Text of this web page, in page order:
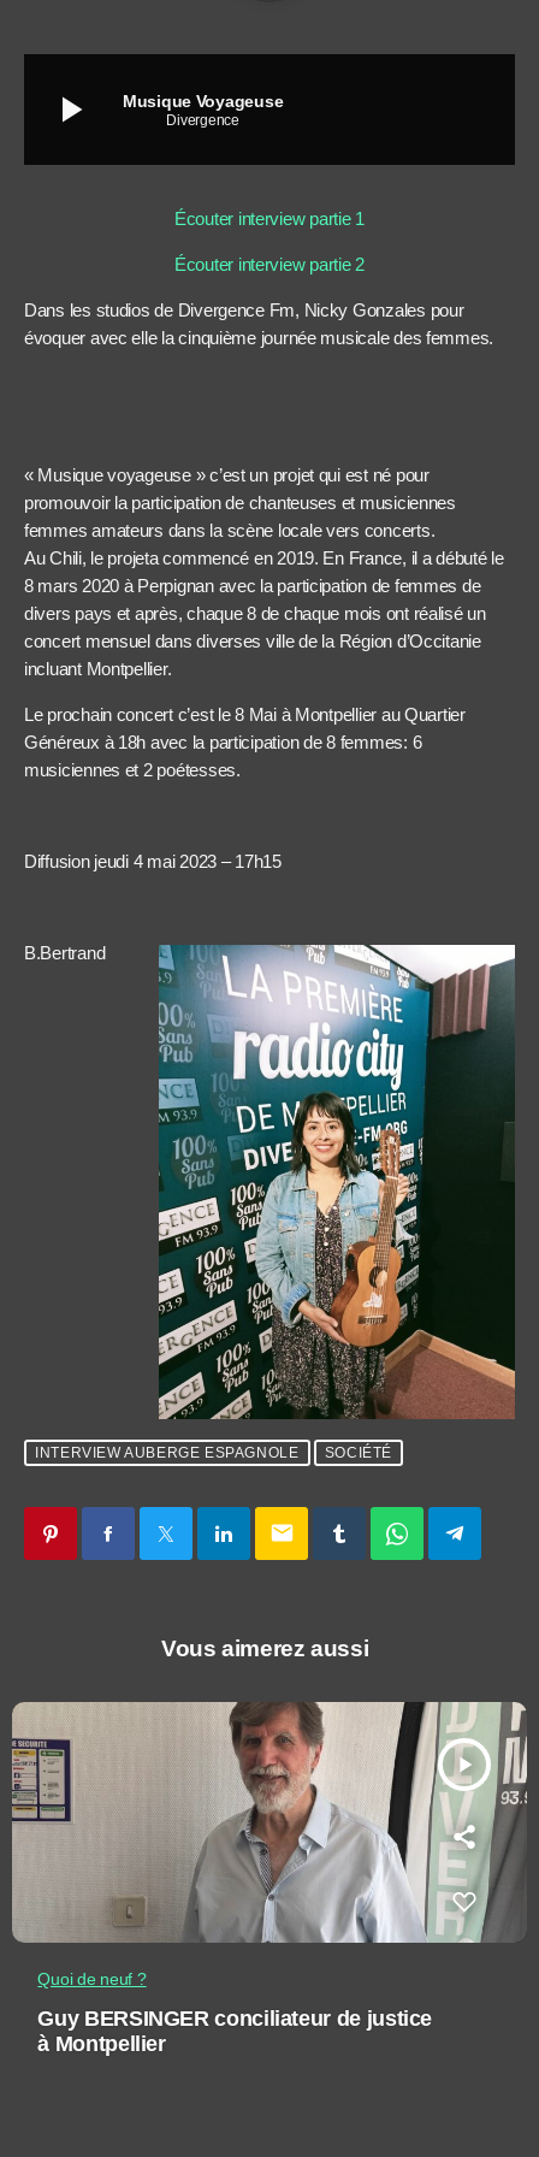
play_arrow Musique Voyageuse
Divergence
Écouter interview partie 1
Écouter interview partie 2
Dans les studios de Divergence Fm, Nicky Gonzales pour
évoquer avec elle la cinquième journée musicale des femmes.
« Musique voyageuse » c’est un projet qui est né pour
promouvoir la participation de chanteuses et musiciennes
femmes amateurs dans la scène locale vers concerts.
Au Chili, le projeta commencé en 2019. En France, il a débuté le
8 mars 2020 à Perpignan avec la participation de femmes de
divers pays et après, chaque 8 de chaque mois ont réalisé un
concert mensuel dans diverses ville de la Région d’Occitanie
incluant Montpellier.
Le prochain concert c’est le 8 Mai à Montpellier au Quartier
Généreux à 18h avec la participation de 8 femmes: 6
musiciennes et 2 poétesses.
Diffusion jeudi 4 mai 2023 – 17h15
B.Bertrand
INTERVIEW AUBERGE ESPAGNOLE SOCIÉTÉ
email
Vous aimerez aussi
play_arrow
Quoi de neuf ?
Guy BERSINGER conciliateur de justice
à Montpellier